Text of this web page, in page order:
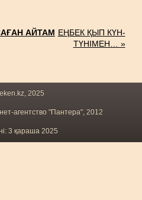
АЙТАМ ЕҢБЕК ҚЫП КҮН-
ТҮНІМЕН… »
2025
агентство "Пантера", 2012
3 қараша 2025